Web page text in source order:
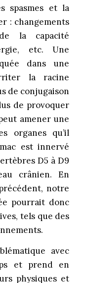
spasmes et la
: changements
la capacité
etc. Une
dans une
la racine
de conjugaison
de provoquer
amener une
organes qu’il
est innervé
D5 à D9
crânien. En
notre
pourrait donc
tels que des
avec
et prend en
physiques et